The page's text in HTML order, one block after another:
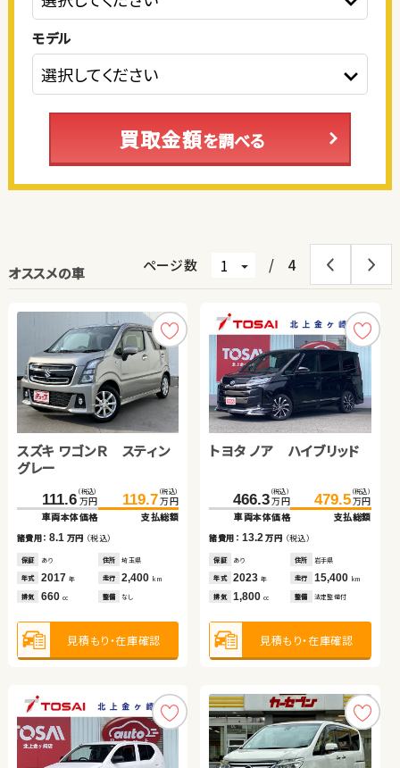
モデル
買取金額を調べる
オススメの車 ページ数 / 4
スズキ ワゴンＲ スティン
グレー
111.6 （税込）
万円
車両本体価格
119.7 （税込）
万円
支払総額
諸費用：8.1 万円 （税込）
保証 あり 住所 埼玉県
年式 2017 年 走行 2,400 km
排気 660 cc 整備 なし
見積もり・在庫確認
トヨタ ノア ハイブリッド
466.3 （税込）
万円
車両本体価格
479.5 （税込）
万円
支払総額
諸費用： 13.2万円 （税込）
保証 あり 住所 岩手県
年式 2023年 走行 15,400 km
排気 1,800cc 整備 法定整備付
見積もり・在庫確認
トヨタ ヴォクシー
357.2 （税込）
万円
車両本体価格
371.1 （税込）
万円
支払総額
諸費用：13.9万円（税込）
保証 なし 住所 群馬県
年式 2023 年 走行 12,400km
排気 2,000 整備 なし
見積もり・在庫確認
日産 エクストレイル
183.5 （税込）
万円
車両本体価格
199.9 （税込）
万円
支払総額
諸費用： 16.4万円 （税込）
保証 あり 住所 岩手県
年式 2021年 走行 65,000 km
排気 2,000cc 整備 法定整備付
見積もり・在庫確認
トヨタ ルーミー
142.3 （税込）
万円
車両本体価格
152.0 （税込）
万円
支払総額
諸費用：9.7 万円 （税込）
保証 なし 住所 大分県
年式 2020 年 走行 31,600km
排気 1,000 整備 法定整備付
見積もり・在庫確認
トヨタ アルファード
367.4 （税込）
万円
車両本体価格
383.9 （税込）
万円
支払総額
諸費用： 16.5万円 （税込）
保証 あり 住所 埼玉県
年式 2019年 走行 48,200 km
排気 2,500cc 整備 法定整備付
見積もり・在庫確認
スズキ スイフト
95.6 （税込）
万円
車両本体価格
109.2 （税込）
万円
支払総額
諸費用：13.6万円（税込）
保証 なし 住所 青森県
年式 2012 年 走行 89,600km
排気 1,600 整備 法定整備付
見積もり・在庫確認
ホンダ Ｎ ＢＯＸ
139.0 （税込）
万円
車両本体価格
146.4 （税込）
万円
支払総額
諸費用： 7.4万円（税込）
保証 あり 住所 愛知県
年式 2020年 走行 13,300 km
排気 660cc 整備 法定整備付
見積もり・在庫確認